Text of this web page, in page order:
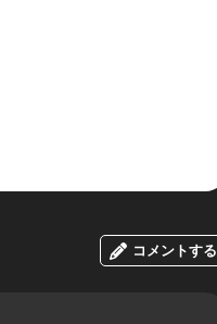
コメントする